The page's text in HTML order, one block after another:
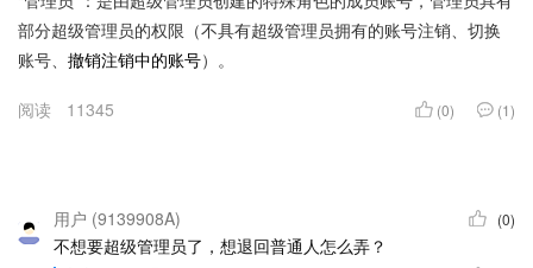
部分超级管理员的权限（不具有超级管理员拥有的账号注销、切换
账号、 撤销注销中的账号）。
阅读 11345 (0) (1)
用户 (9139908A) (0)
不想要超级管理员了，想退回普通人怎么弄？